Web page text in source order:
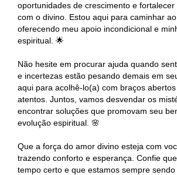
oportunidades de crescimento e
com o divino. Estou aqui para caminhar ao
oferecendo meu apoio incondicional e
espiritual. 🌟
Não hesite em procurar ajuda quando
e incertezas estão pesando demais em
aqui para acolhê-lo(a) com braços
atentos. Juntos, vamos desvendar os
encontrar soluções que promovam seu
evolução espiritual. 🌸
Que a força do amor divino esteja com
trazendo conforto e esperança. Confie
tempo certo e que estamos sempre